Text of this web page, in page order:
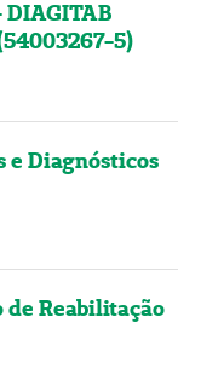
DIAGITAB
5)
e Diagnósticos
de Reabilitação